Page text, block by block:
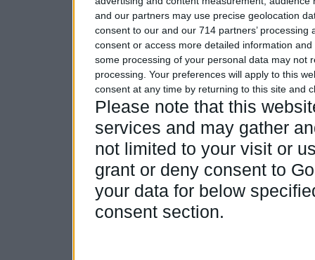
and our partners may use precise geolocation
consent to our and our 714 partners’
consent or access more detailed information
some processing of your personal data may not
processing. Your preferences will apply to this
consent at any time by returning to this site and
Please note that this
services and may gather
not limited to your visit or
grant or deny consent to
your data for below
consent section.